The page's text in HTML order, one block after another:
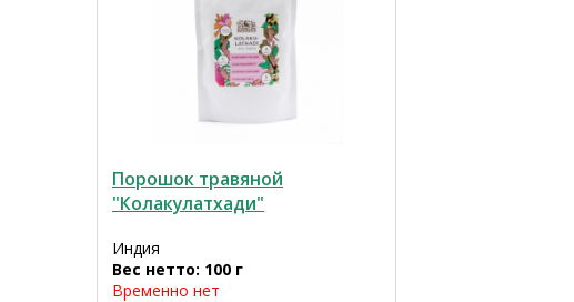
Порошок травяной
"Колакулатхади"
Индия
Вес нетто: 100 г
Временно нет